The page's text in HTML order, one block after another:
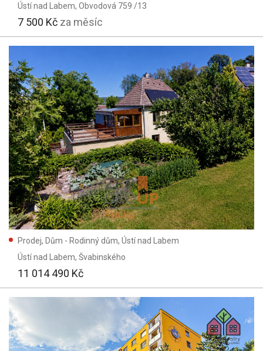
Ústí nad Labem, Obvodová 759 /13
7 500 Kč za měsíc
Prodej, Dům - Rodinný dům, Ústí nad Labem
Ústí nad Labem, Švabinského
11 014 490 Kč